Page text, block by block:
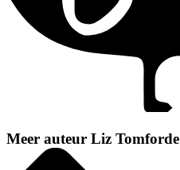
Meer auteur Liz Tomforde